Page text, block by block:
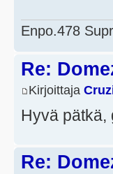
Enpo.478
Re:
Kirjoittaja
Hyvä pätkä,
Re: